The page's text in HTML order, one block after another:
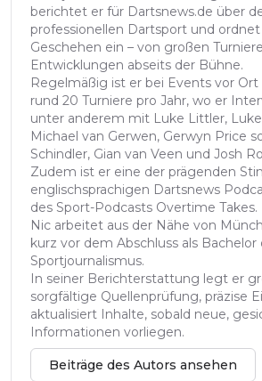
berichtet er für Dartsnews.de über
professionellen Dartsport und
Geschehen ein – von großen
Entwicklungen abseits der Bühne.
Regelmäßig ist er bei Events vor
rund 20 Turniere pro Jahr, wo er
unter anderem mit Luke Littler,
Michael van Gerwen, Gerwyn Price
Schindler, Gian van Veen und Josh
Zudem ist er eine der prägenden
englischsprachigen Dartsnews
des Sport-Podcasts Overtime Takes.
Nic arbeitet aus der Nähe von
kurz vor dem Abschluss als Bachelor
Sportjournalismus.
In seiner Berichterstattung legt er
sorgfältige Quellenprüfung, präzise
aktualisiert Inhalte, sobald neue,
Informationen vorliegen.
Beiträge des Autors ansehen